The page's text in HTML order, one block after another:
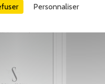
Personnaliser